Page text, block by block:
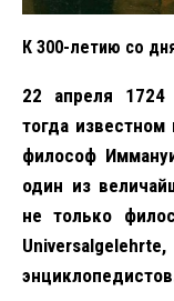
К 300-летию со
22 апреля
тогда
философ
один из
не только